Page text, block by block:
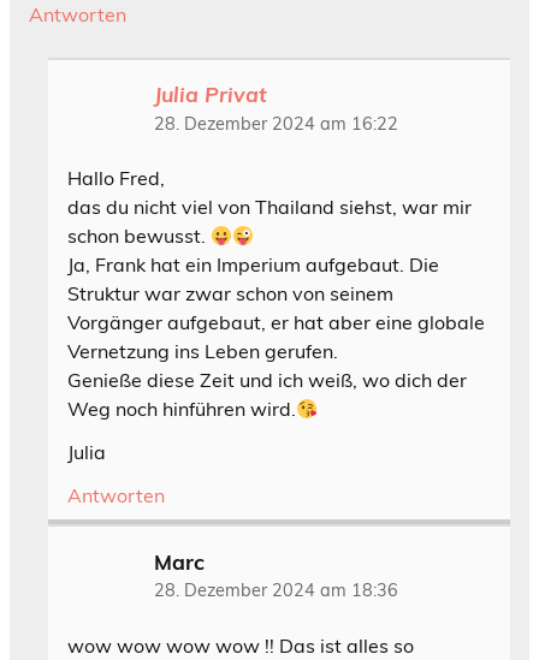
Antworten
Julia Privat
28. Dezember 2024 am 16:22
Hallo Fred,
das du nicht viel von Thailand siehst, war mir
schon bewusst.
Ja, Frank hat ein Imperium aufgebaut. Die
Struktur war zwar schon von seinem
Vorgänger aufgebaut, er hat aber eine globale
Vernetzung ins Leben gerufen.
Genieße diese Zeit und ich weiß, wo dich der
Weg noch hinführen wird.
Julia
Antworten
Marc
28. Dezember 2024 am 18:36
wow wow wow wow !! Das ist alles so